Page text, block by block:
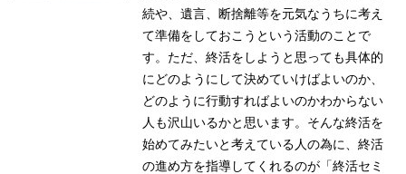
続や、遺言、断捨離等を元気なうちに考え
て準備をしておこうという活動のことで
す。ただ、終活をしようと思っても具体的
にどのようにして決めていけばよいのか、
どのように行動すればよいのかわからない
人も沢山いるかと思います。そんな終活を
始めてみたいと考えている人の為に、終活
の進め方を指導してくれるのが「終活セミ